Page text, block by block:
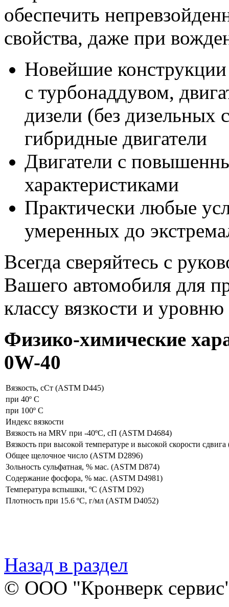
обеспечить
свойства, даже при
Новейшие конструкции
с турбонаддувом,
дизели (без дизельных
гибридные двигатели
Двигатели с
характеристиками
Практически любые
умеренных до
Всегда сверяйтесь с
Вашего автомобиля для
классу вязкости и уровню
Физико-химические
0W-40
Вязкость, сСт (ASTM D445)
при 40º C
при 100º C
Индекс вязкости
Вязкость на MRV при -40ºC, сП (ASTM D4684)
Вязкость при высокой температуре и высокой скорости
Общее щелочное число (ASTM D2896)
Зольность сульфатная, % мас. (ASTM D874)
Содержание фосфора, % мас. (ASTM D4981)
Температура вспышки, ºC (ASTM D92)
Плотность при 15.6 ºC, г/мл (ASTM D4052)
Назад в раздел
© ООО "Кронверк